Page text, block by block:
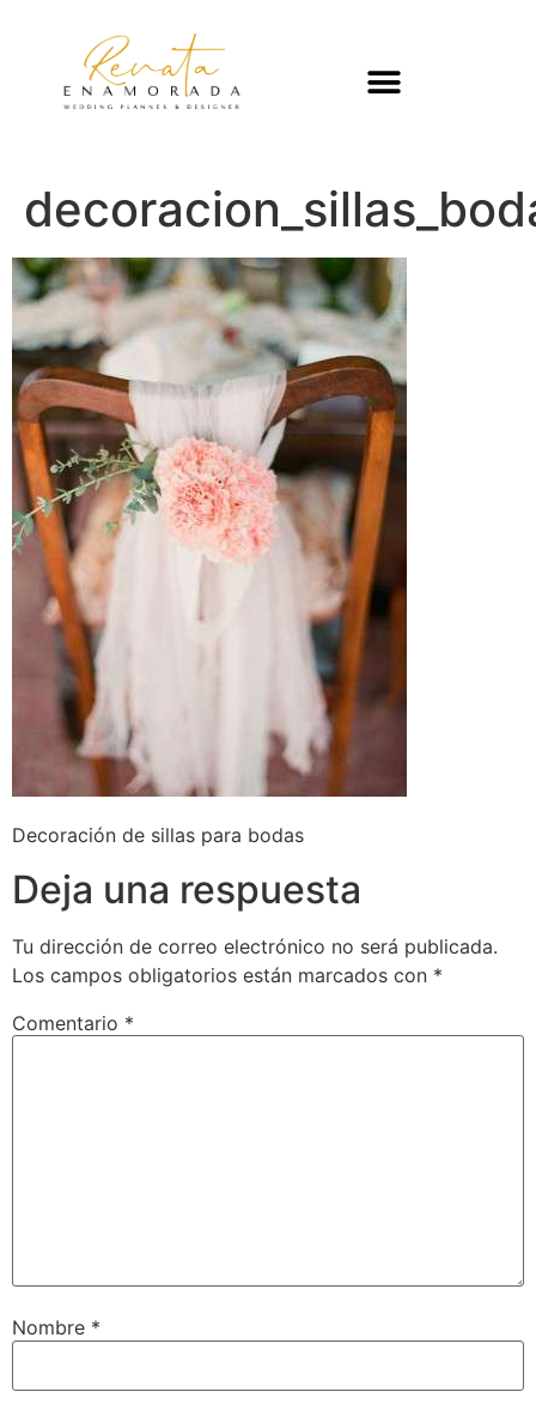
Decoración de sillas para bodas
Deja una respuesta
Tu dirección de correo electrónico no será publicada.
Los campos obligatorios están marcados con *
Comentario *
Nombre *